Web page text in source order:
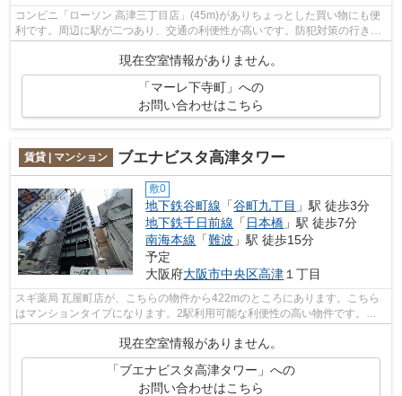
コンビニ「ローソン 高津三丁目店」(45m)がありちょっとした買い物にも便
利です。周辺に駅が二つあり、交通の利便性が高いです。防犯対策の行き届
現在空室情報がありません。
「マーレ下寺町」への
お問い合わせはこちら
賃貸 | マンション ブエナビスタ高津タワー
敷0
地下鉄谷町線 「谷町九丁目 」駅 徒歩3分
地下鉄千日前線 「 日本橋 」駅 徒歩7分
南海本線 「難波 」駅 徒歩15分
予定
大阪府大阪市中央区高津 １丁目
スギ薬局 瓦屋町店が、こちらの物件から422mのところにあります。こちら
はマンションタイプになります。2駅利用可能な利便性の高い物件です。共
用部には敷地内ごみ置き場・エレベータ...
現在空室情報がありません。
「ブエナビスタ高津タワー」への
お問い合わせはこちら